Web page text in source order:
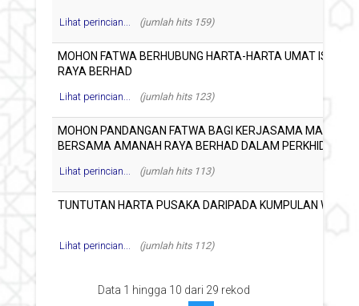
Lihat perincian... (jumlah hits 159)
Lihat perincian... (jumlah hits 123)
Lihat perincian... (jumlah hits 113)
Lihat perincian... (jumlah hits 112)
Data 1 hingga 10 dari 29 rekod